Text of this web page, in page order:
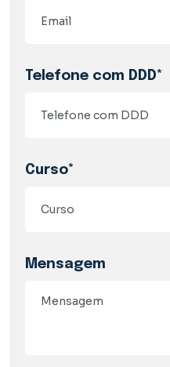
Telefone com DDD*
Curso*
Mensagem